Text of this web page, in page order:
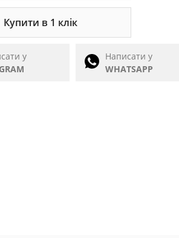
Купити в 1 клік
у
Написати у
WHATSAPP